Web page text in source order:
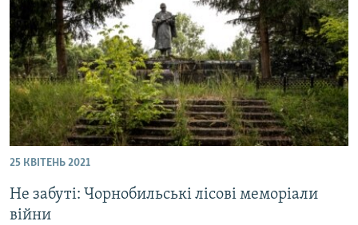
ВІДЕОУРОКИ «ELIFBE»
СВІДЧЕННЯ ОКУПАЦІЇ
УКРАЇНСЬКА ПРОБЛЕМА КРИМУ
ІНФОГРАФІКА
Русский
Qırımtatar
ДОЛУЧАЙСЯ!
25 КВІТЕНЬ 2021
Не забуті: Чорнобильські лісові меморіали
війни